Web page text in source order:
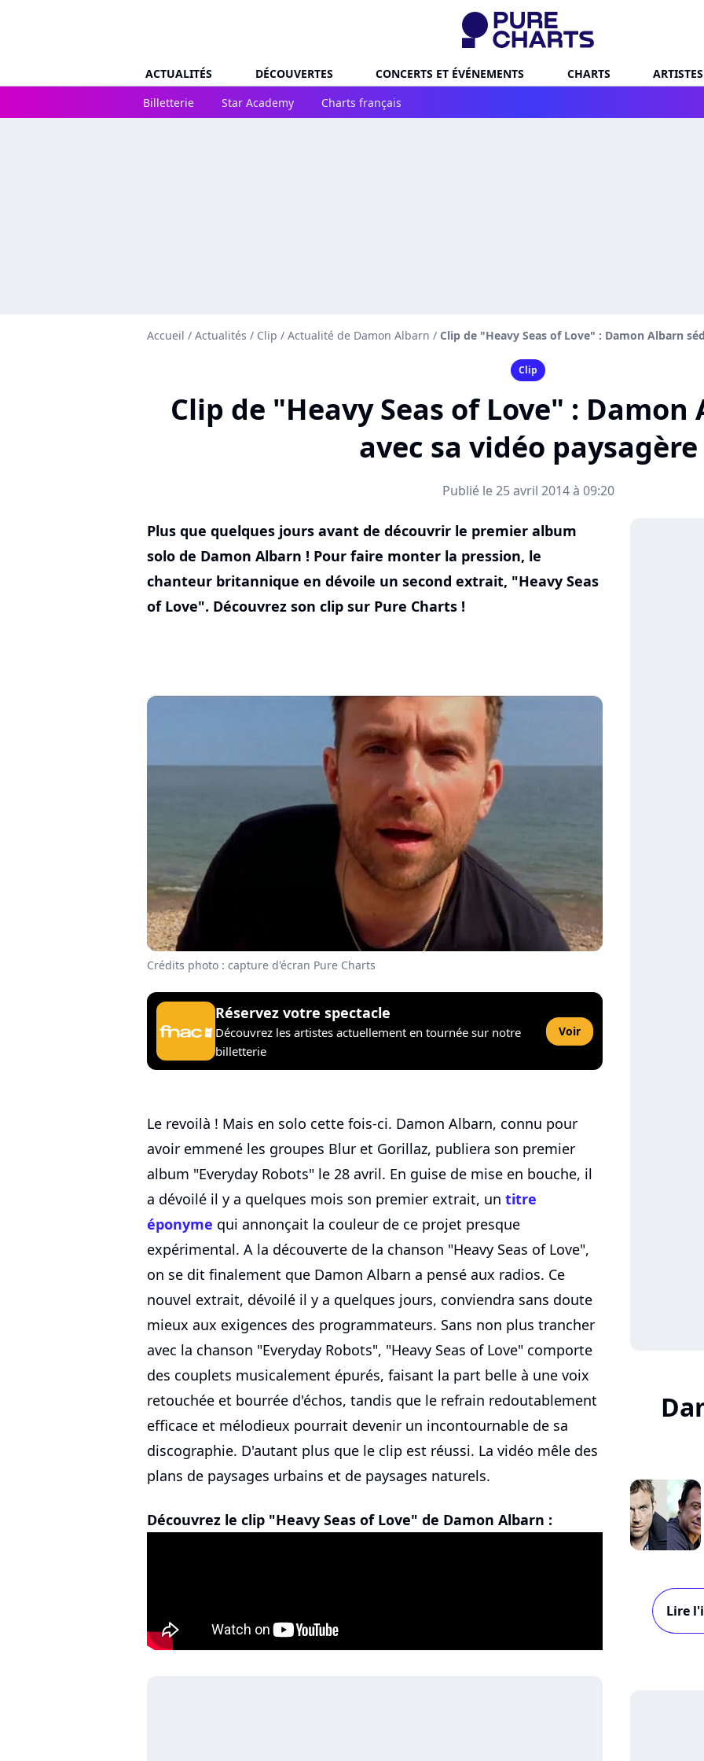
ACTUALITÉS DÉCOUVERTES CONCERTS ET ÉVÉNEMENTS CHARTS ARTISTES
Billetterie
Star Academy Charts français
Accueil / Actualités / Clip / Actualité de Damon Albarn / Clip de "Heavy Seas of Love" : Damon Albarn
Clip
Clip de "Heavy Seas of Love" :
avec sa vidéo paysagère
Publié le 25 avril 2014 à 09:20
Plus que quelques jours avant de découvrir le premier album
solo de Damon Albarn ! Pour faire monter la pression, le
chanteur britannique en dévoile un second extrait, "Heavy Seas
of Love". Découvrez son clip sur Pure Charts !
Crédits photo : capture d'écran Pure Charts
Réservez votre spectacle
Découvrez les artistes actuellement en tournée sur notre
billetterie
Voir
Le revoilà ! Mais en solo cette fois-ci. Damon Albarn, connu pour
avoir emmené les groupes Blur et Gorillaz, publiera son premier
album "Everyday Robots" le 28 avril. En guise de mise en bouche, il
a dévoilé il y a quelques mois son premier extrait, un titre
éponyme qui annonçait la couleur de ce projet presque
expérimental. A la découverte de la chanson "Heavy Seas of Love",
on se dit finalement que Damon Albarn a pensé aux radios. Ce
nouvel extrait, dévoilé il y a quelques jours, conviendra sans doute
mieux aux exigences des programmateurs. Sans non plus trancher
avec la chanson "Everyday Robots", "Heavy Seas of Love" comporte
des couplets musicalement épurés, faisant la part belle à une voix
retouchée et bourrée d'échos, tandis que le refrain redoutablement
efficace et mélodieux pourrait devenir un incontournable de sa
discographie. D'autant plus que le clip est réussi. La vidéo mêle des
plans de paysages urbains et de paysages naturels.
Découvrez le clip "Heavy Seas of Love" de Damon Albarn :
Lire